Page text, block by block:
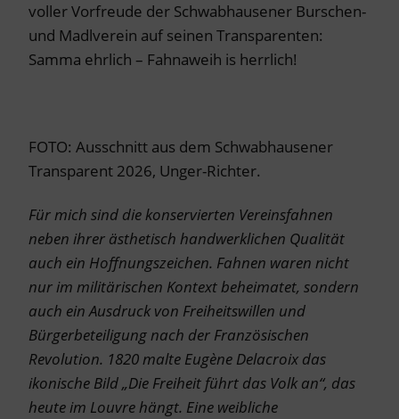
voller Vorfreude der Schwabhausener Burschen-
und Madlverein auf seinen Transparenten:
Samma ehrlich – Fahnaweih is herrlich!
FOTO: Ausschnitt aus dem Schwabhausener
Transparent 2026, Unger-Richter.
Für mich sind die konservierten Vereinsfahnen
neben ihrer ästhetisch handwerklichen Qualität
auch ein Hoffnungszeichen. Fahnen waren nicht
nur im militärischen Kontext beheimatet, sondern
auch ein Ausdruck von Freiheitswillen und
Bürgerbeteiligung nach der Französischen
Revolution. 1820 malte Eugène Delacroix das
ikonische Bild „Die Freiheit führt das Volk an“, das
heute im Louvre hängt. Eine weibliche